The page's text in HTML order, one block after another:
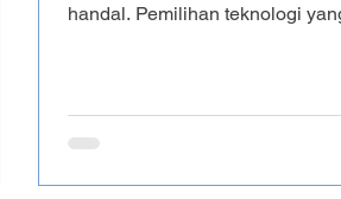
handal. Pemilihan teknologi
membantu bisnis berkembang